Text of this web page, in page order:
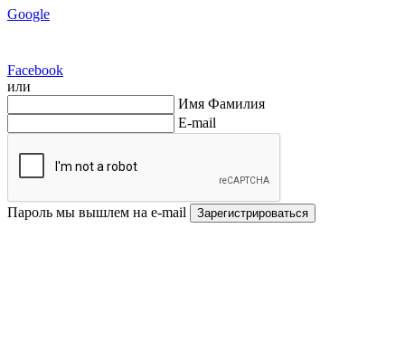
Google
Facebook
или
Имя Фамилия
E-mail
Пароль мы вышлем на e-mail Зарегистрироваться